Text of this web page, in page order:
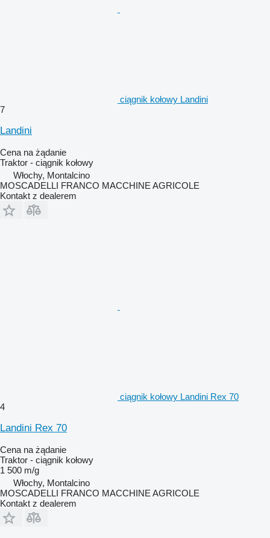
ciągnik kołowy Landini
7
Landini
Cena na żądanie
Traktor - ciągnik kołowy
Włochy, Montalcino
MOSCADELLI FRANCO MACCHINE AGRICOLE
Kontakt z dealerem
ciągnik kołowy Landini Rex 70
4
Landini Rex 70
Cena na żądanie
Traktor - ciągnik kołowy
1 500 m/g
Włochy, Montalcino
MOSCADELLI FRANCO MACCHINE AGRICOLE
Kontakt z dealerem